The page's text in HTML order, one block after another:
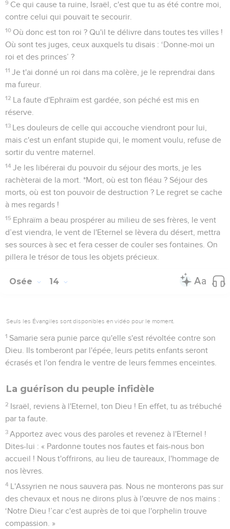
9 Ce qui cause ta ruine, Israël, c'est que tu as été contre moi,
contre celui qui pouvait te secourir.
10 Où donc est ton roi ? Qu'il te délivre dans toutes tes villes !
Où sont tes juges, ceux auxquels tu disais : ‘Donne-moi un
roi et des princes’ ?
11 Je t'ai donné un roi dans ma colère, je le reprendrai dans
ma fureur.
12 La faute d'Ephraïm est gardée, son péché est mis en
réserve.
13 Les douleurs de celle qui accouche viendront pour lui,
mais c'est un enfant stupide qui, le moment voulu, refuse de
sortir du ventre maternel.
14 Je les libérerai du pouvoir du séjour des morts, je les
rachèterai de la mort. *Mort, où est ton fléau ? Séjour des
morts, où est ton pouvoir de destruction ? Le regret se cache
à mes regards !
15 Ephraïm a beau prospérer au milieu de ses frères, le vent
d’est viendra, le vent de l'Eternel se lèvera du désert, mettra
ses sources à sec et fera cesser de couler ses fontaines. On
pillera le trésor de tous les objets précieux.
Osée 14
Seuls les Évangiles sont disponibles en vidéo pour le moment.
1 Samarie sera punie parce qu'elle s'est révoltée contre son
Dieu. Ils tomberont par l'épée, leurs petits enfants seront
écrasés et l'on fendra le ventre de leurs femmes enceintes.
La guérison du peuple infidèle
2 Israël, reviens à l'Eternel, ton Dieu ! En effet, tu as trébuché
par ta faute.
3 Apportez avec vous des paroles et revenez à l'Eternel !
Dites-lui : « Pardonne toutes nos fautes et fais-nous bon
accueil ! Nous t'offrirons, au lieu de taureaux, l'hommage de
nos lèvres.
4 L'Assyrien ne nous sauvera pas. Nous ne monterons pas sur
des chevaux et nous ne dirons plus à l'œuvre de nos mains :
‘Notre Dieu !’car c'est auprès de toi que l'orphelin trouve
compassion. »